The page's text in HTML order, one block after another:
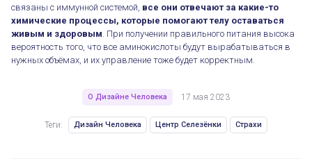
связаны с иммунной системой, все они отвечают за какие-то
химические процессы, которые помогают телу оставаться
живым и здоровым . При получении правильного питания высока
вероятность того, что все аминокислоты будут вырабатываться в
нужных объёмах, и их управление тоже будет корректным.
О Дизайне Человека 17 мая 2023
Теги: Дизайн Человека Центр Селезёнки Страхи